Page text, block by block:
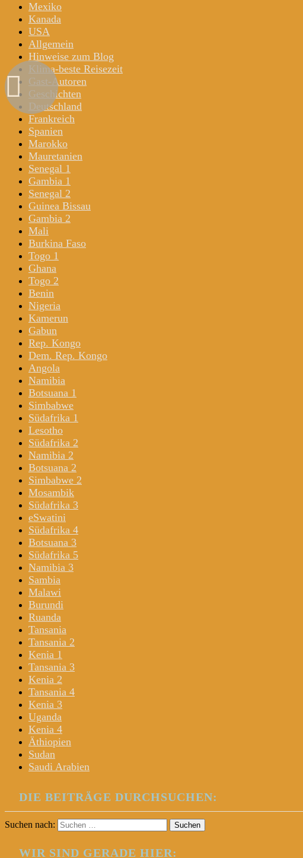
Mexiko
Kanada
USA
Allgemein
Hinweise zum Blog
Klima-beste Reisezeit
Gast-Autoren
Geschichten
Deutschland
Frankreich
Spanien
Marokko
Mauretanien
Senegal 1
Gambia 1
Senegal 2
Guinea Bissau
Gambia 2
Mali
Burkina Faso
Togo 1
Ghana
Togo 2
Benin
Nigeria
Kamerun
Gabun
Rep. Kongo
Dem. Rep. Kongo
Angola
Namibia
Botsuana 1
Simbabwe
Südafrika 1
Lesotho
Südafrika 2
Namibia 2
Botsuana 2
Simbabwe 2
Mosambik
Südafrika 3
eSwatini
Südafrika 4
Botsuana 3
Südafrika 5
Namibia 3
Sambia
Malawi
Burundi
Ruanda
Tansania
Tansania 2
Kenia 1
Tansania 3
Kenia 2
Tansania 4
Kenia 3
Uganda
Kenia 4
Äthiopien
Sudan
Saudi Arabien
DIE BEITRÄGE DURCHSUCHEN:
Suchen nach:
WIR SIND GERADE HIER: